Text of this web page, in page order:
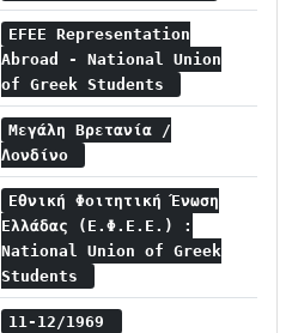
EFEE Representation
Abroad - National Union
of Greek Students
Μεγάλη Βρετανία /
Λονδίνο
Εθνική Φοιτητική Ένωση
Ελλάδας (Ε.Φ.Ε.Ε.) :
National Union of Greek
Students
11-12/1969